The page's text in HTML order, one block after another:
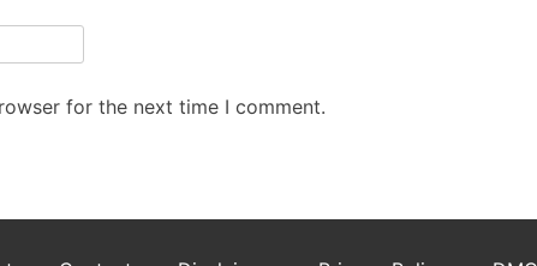
for the next time I comment.